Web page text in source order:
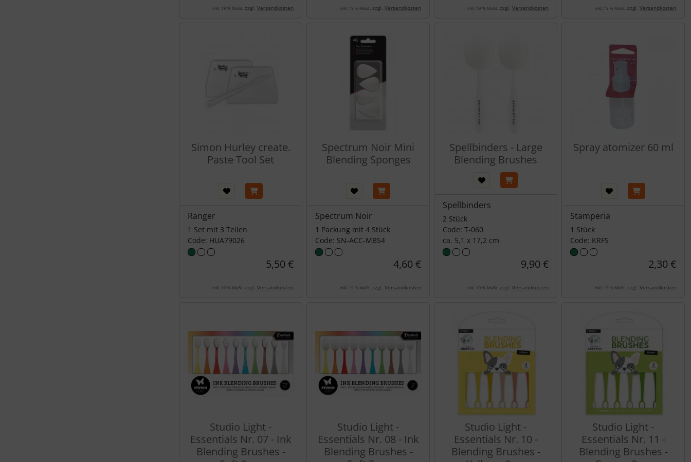
inkl. 19 % MwSt. zzgl. Versandkosten inkl. 19 % MwSt. zzgl. Versandkosten inkl. 19 % MwSt. zzgl. Versandkosten inkl. 19 % MwSt. zzgl. Versandkosten
Simon Hurley create.
Paste Tool Set
Ranger
1 Set mit 3 Teilen
Code: HUA79026
5,50 €
inkl. 19 % MwSt. zzgl. Versandkosten
Spectrum Noir Mini
Blending Sponges
Spectrum Noir
1 Packung mit 4 Stück
Code: SN-ACC-MBS4
4,60 €
inkl. 19 % MwSt. zzgl. Versandkosten
Spellbinders - Large
Blending Brushes
Spellbinders
2 Stück
Code: T-060
ca. 5,1 x 17,2 cm
9,90 €
inkl. 19 % MwSt. zzgl. Versandkosten
Spray atomizer 60 ml
Stamperia
1 Stück
Code: KRFS
2,30 €
inkl. 19 % MwSt. zzgl. Versandkosten
Studio Light -
Essentials Nr. 07 - Ink
Blending Brushes -
Studio Light -
Essentials Nr. 08 - Ink
Blending Brushes -
Studio Light -
Essentials Nr. 10 -
Blending Brushes -
Studio Light -
Essentials Nr. 11 -
Blending Brushes -